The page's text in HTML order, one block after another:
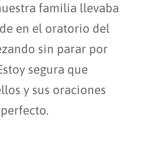
familia llevaba
en el oratorio del
sin parar por
segura que
y sus oraciones